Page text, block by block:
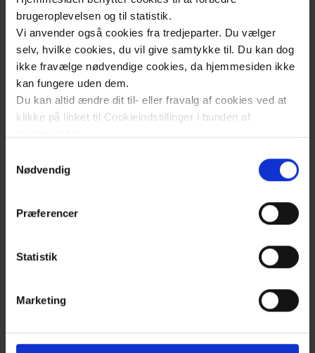
brugeroplevelsen og til statistik.
Vi anvender også cookies fra tredjeparter. Du vælger
selv, hvilke cookies, du vil give samtykke til. Du kan dog
ikke fravælge nødvendige cookies, da hjemmesiden ikke
kan fungere uden dem.
Du kan altid ændre dit til- eller fravalg af cookies ved at
klikke på linket til Cookieindstillinger i bunden af
Læs mere om brugen af cookies på vores hjemmeside
Læs mere om vores behandling af personoplysninger
her.
Nødvendig
Præferencer
Statistik
Marketing
- fortalt af
patienterne
selv
Afdelingens
ledelse samt
nøglepersoner
Sjælland
Om
Kirurgisk sengeafsnit 3
Kirurgisk Endoskopi
Kirurgisk ambulatorium